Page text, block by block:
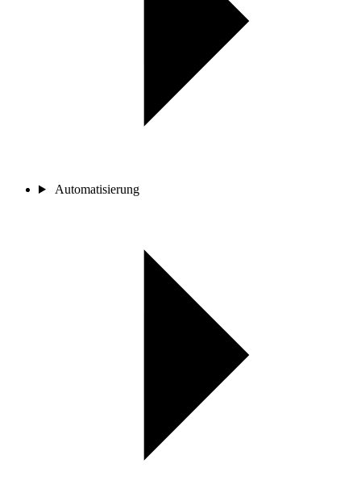
Automatisierung